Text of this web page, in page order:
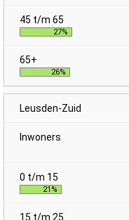
27%
26%
Leusden-Zuid
21%